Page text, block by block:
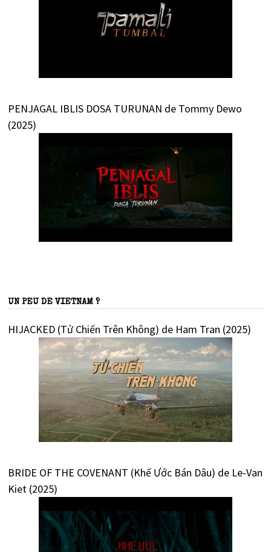
PENJAGAL IBLIS DOSA TURUNAN de Tommy Dewo
(2025)
UN PEU DE VIETNAM ?
HIJACKED (Tử Chiến Trên Không) de Ham Tran (2025)
BRIDE OF THE COVENANT (Khế Ước Bán Dâu) de Le-Van
Kiet (2025)